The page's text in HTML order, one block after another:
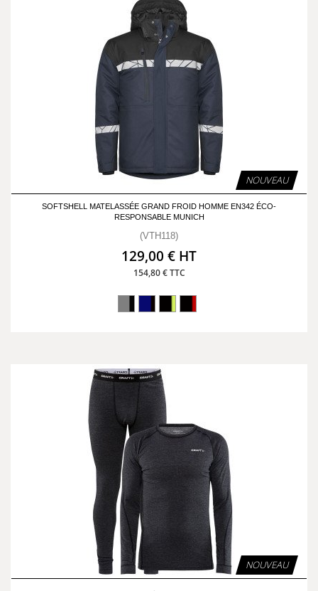
NOUVEAU
SOFTSHELL MATELASSÉE GRAND FROID HOMME EN342 ÉCO-
RESPONSABLE MUNICH
(VTH118)
129,00 € HT
154,80 € TTC
NOUVEAU